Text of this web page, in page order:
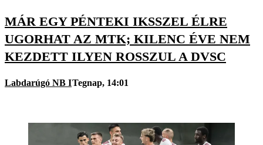
MÁR EGY PÉNTEKI IKSSZEL ÉLRE
UGORHAT AZ MTK; KILENC ÉVE NEM
KEZDETT ILYEN ROSSZUL A DVSC
Labdarúgó NB ITegnap, 14:01